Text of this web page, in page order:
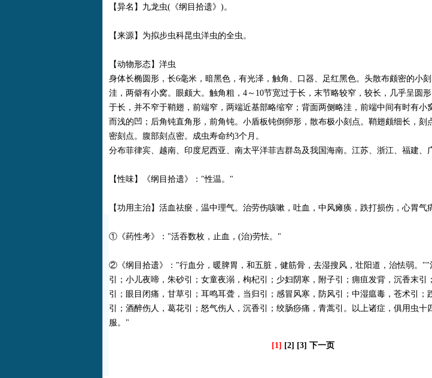
【异名】九龙虫(《纲目拾遗》)。
【来源】为拟步虫科昆虫洋虫的全虫。
【动物形态】洋虫
身体长椭圆形，长6毫米，暗黑色，有光泽，触角、口器、足红黑色。头散布颇密的小
洼，两僻有小窝。眼颇大。触角粗，4～10节宽过于长，末节略较窄，较长，几乎呈圆
于长，并不窄于鞘翅，前端窄，两端近基部略缩窄；背面两侧略洼，前端中间有时有小
而浅的凹；后角钝直角形，前角钝。小盾板钝倒卵形，散布极小刻点。鞘翅颇细长，刻
密刻点。腹部刻点密。成虫寿命约3个月。
分布菲律宾、越南、印度尼西亚、南太平洋菲吉群岛及我国海南。江苏、浙江、福建、
【性味】《纲目拾遗》："性温。"
【功用主治】活血祛瘀，温中理气。治劳伤咳嗽，吐血，中风瘫痪，跌打损伤，心胃气
①《药性考》："活吞数枚，止血，(治)劳怯。"
②《纲目拾遗》："行血分，暖脾胃，和五脏，健筋骨，去湿搜风，壮阳道，治怯弱。""
引；小儿夜啼，朱砂引；女童夜溺，枸杞引；少妇阴寒，附子引；痈疽发背，沉香末引
引；眼目闭痛，甘草引；耳鸣耳聋，当归引；感冒风寒，防风引；中湿瘟毒，苍术引；
引；酒醉伤人，葛花引；怒气伤人，沉香引；绞肠痧痛，青蒿引。以上诸症，俱用虫十
服。"
[1] [2] [3] 下一页